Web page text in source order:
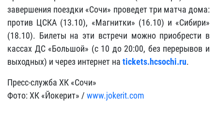
завершения поездки «Сочи» проведет три матча дома:
против ЦСКА (13.10), «Магнитки» (16.10) и «Сибири»
(18.10). Билеты на эти встречи можно приобрести в
кассах ДС «Большой» (с 10 до 20:00, без перерывов и
выходных) и через интернет на tickets.hcsochi.ru.
Пресс-служба ХК «Сочи»
Фото: ХК «Йокерит» / www.jokerit.com